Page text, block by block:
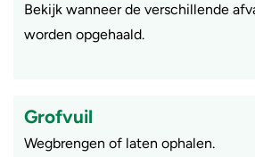
Bekijk wanneer de verschillende
worden opgehaald.
Grofvuil
Wegbrengen of laten ophalen.